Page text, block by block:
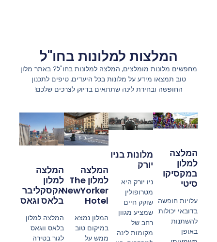
המלצות למלונות בחו"ל
מחפשים מלונות מומלצים, המלצה למלונות בחו"ל? באתר מלון
טוב תמצאו מידע על מלונות בכל היעדים, טיפים לתכנון
החופשה ובחירת לינה שתתאים בדיוק לצרכים שלכם!
המלצה
למלון
במקסיקו
סיטי
עלויות חופשה
בדובאי יכולות
להשתנות
באופן
מלונות בניו
יורק
ניו יורק היא
מטרופולין
שוקק חיים
שמציע מגוון
רחב של
מקומות לינה
המלצה
למלון The
NewYorker
Hotel
המלון נמצא
במיקום טוב
ממש על
המלצה
למלון
אקסקליבר
בלאס וגאס
המלצה למלון
בלאס ווגאס
לגור בטירה